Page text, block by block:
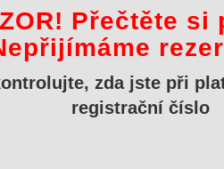
Přečtěte si
zda jste při
registrační číslo